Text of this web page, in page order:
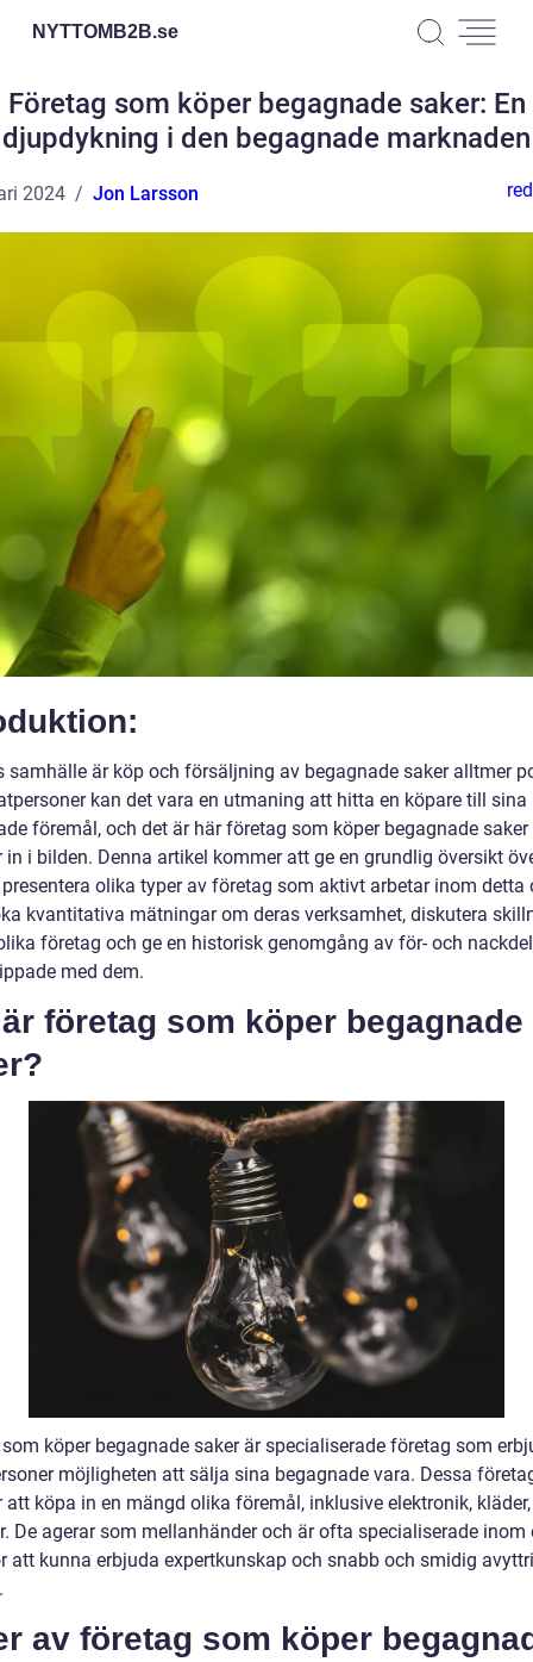
NYTTOMB2B.se
Företag som köper begagnade saker: En
djupdykning i den begagnade marknaden
2024 Jon Larsson
samhälle är köp och försäljning av begagnade saker alltmer
kan det vara en utmaning att hitta en köpare till sina
föremål, och det är här företag som köper begagnade saker
in i bilden. Denna artikel kommer att ge en grundlig översikt
olika typer av företag som aktivt arbetar inom detta
kvantitativa mätningar om deras verksamhet, diskutera
företag och ge en historisk genomgång av för- och
med dem.
företag som köper begagnade
köper begagnade saker är specialiserade företag som
möjligheten att sälja sina begagnade vara. Dessa
att köpa in en mängd olika föremål, inklusive elektronik,
De agerar som mellanhänder och är ofta specialiserade inom
att kunna erbjuda expertkunskap och snabb och smidig
av företag som köper